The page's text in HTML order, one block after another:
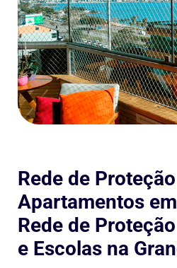
Rede de
Apartamentos
Rede de
e Escolas na